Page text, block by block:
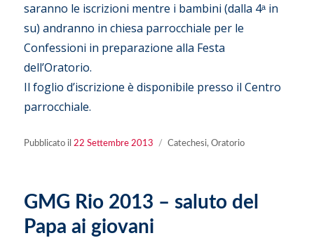
saranno le iscrizioni mentre i bambini (dalla 4ᵃ in
su) andranno in chiesa parrocchiale per le
Confessioni in preparazione alla Festa
dell’Oratorio.
Il foglio d’iscrizione è disponibile presso il Centro
parrocchiale.
Pubblicato ilPubblicato
22 Settembre 2013 Categorie
Catechesi,Oratorio
GMG Rio 2013 – saluto del
Papa ai giovani